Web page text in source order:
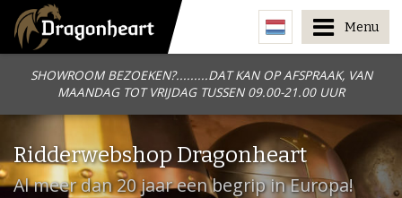
SHOWROOM BEZOEKEN?.........DAT KAN OP AFSPRAAK, VAN
MAANDAG TOT VRIJDAG TUSSEN 09.00-21.00 UUR
Menu
Ridderwebshop Dragonheart
Al meer dan 20 jaar een begrip in Europa!